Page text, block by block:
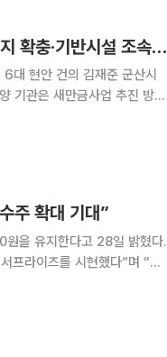
김재준 군산시장·문성요 새만금청장 회동… "산업용지 확충·기반시설 조속 추진"
김재준 군산시
기관은 새만금사업 추진 방향
주 확대 기대”
원을 유지한다고 28일 밝혔다.
프라이즈를 시현했다”며 “상